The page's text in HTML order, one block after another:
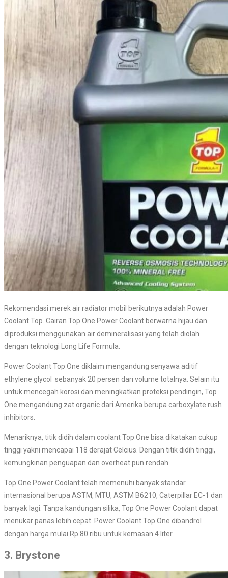
Rekomendasi merek air radiator mobil berikutnya adalah Power
Coolant Top. Cairan Top One Power Coolant berwarna hijau dan
diproduksi menggunakan air demineralisasi yang telah diolah
dengan teknologi Long Life Formula.
Power Coolant Top One diklaim mengandung senyawa aditif
ethylene glycol sebanyak 20 persen dari volume totalnya. Selain itu
untuk mencegah korosi dan meningkatkan proteksi pendingin, Top
One mengandung zat organic dari Amerika berupa carboxylate rush
inhibitors.
Menariknya, titik didih dalam coolant Top One bisa dikatakan cukup
tinggi yakni mencapai 118 derajat Celcius. Dengan titik didih tinggi,
kemungkinan penguapan dan overheat pun rendah.
Top One Power Coolant telah memenuhi banyak standar
internasional berupa ASTM, MTU, ASTM B6210, Caterpillar EC-1 dan
banyak lagi. Tanpa kandungan silika, Top One Power Coolant dapat
menukar panas lebih cepat. Power Coolant Top One dibandrol
dengan harga mulai Rp 80 ribu untuk kemasan 4 liter.
3. Brystone